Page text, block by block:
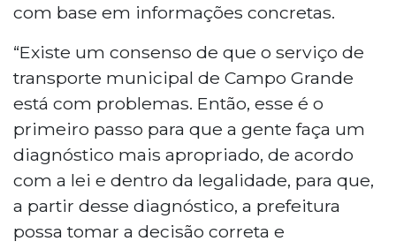
com base em informações concretas.
“Existe um consenso de que o serviço de
transporte municipal de Campo Grande
está com problemas. Então, esse é o
primeiro passo para que a gente faça um
diagnóstico mais apropriado, de acordo
com a lei e dentro da legalidade, para que,
a partir desse diagnóstico, a prefeitura
possa tomar a decisão correta e